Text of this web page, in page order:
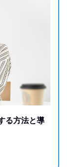
る方法と導